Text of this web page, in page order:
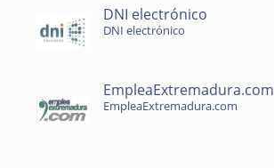
DNI electrónico
DNI electrónico
EmpleaExtremadura.com
EmpleaExtremadura.com